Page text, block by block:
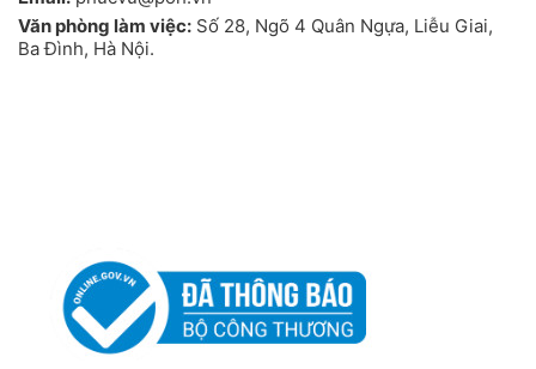
Văn phòng làm việc: Số 28, Ngõ 4 Quân Ngựa, Liễu Giai,
Ba Đình, Hà Nội.